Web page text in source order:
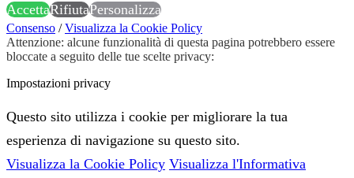
AccettaRifiutaPersonalizza
Consenso /Visualizza la Cookie Policy
Attenzione: alcune funzionalità di questa pagina potrebbero essere
bloccate a seguito delle tue scelte privacy:
Impostazioni privacy
Questo sito utilizza i cookie per migliorare la tua
esperienza di navigazione su questo sito.
Visualizza la Cookie Policy Visualizza l'Informativa